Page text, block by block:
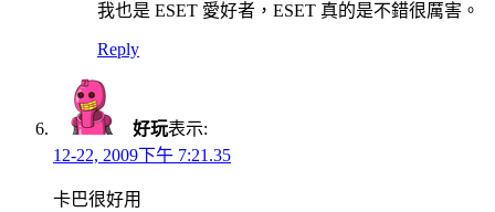
我也是 ESET 愛好者，ESET 真的是不錯很厲害。
Reply
好玩表示:
12-22, 2009下午 7:21.35
卡巴很好用